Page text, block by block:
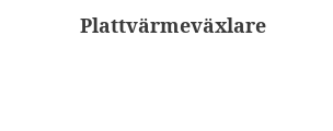
Plattvärmeväxlare